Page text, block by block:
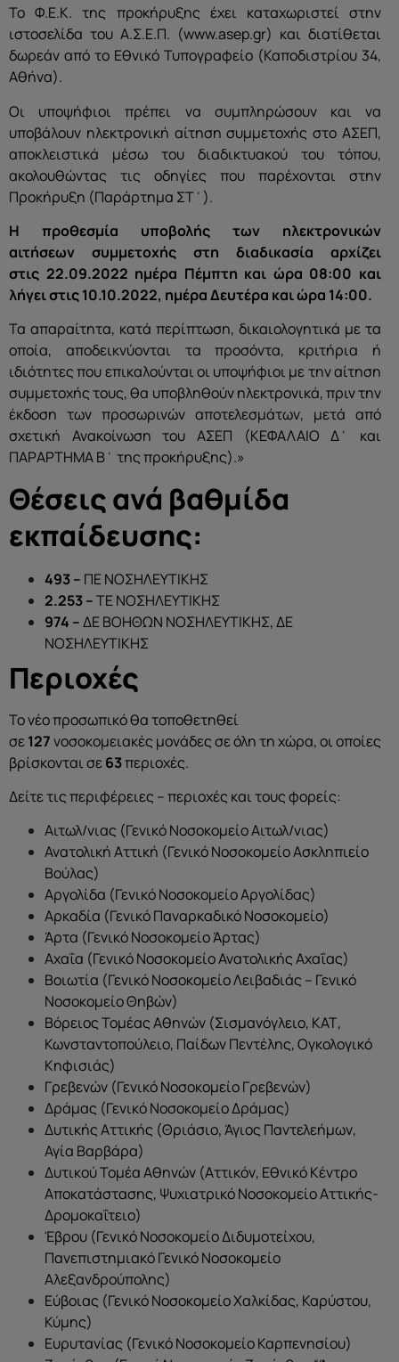
Το Φ.Ε.Κ. της προκήρυξης έχει καταχωριστεί στην
ιστοσελίδα του Α.Σ.Ε.Π. (www.asep.gr) και διατίθεται
δωρεάν από το Εθνικό Τυπογραφείο (Καποδιστρίου 34,
Αθήνα).
Οι υποψήφιοι πρέπει να συμπληρώσουν και να
υποβάλουν ηλεκτρονική αίτηση συμμετοχής στο ΑΣΕΠ,
αποκλειστικά μέσω του διαδικτυακού του τόπου,
ακολουθώντας τις οδηγίες που παρέχονται στην
Προκήρυξη (Παράρτημα ΣΤ΄).
Η προθεσμία υποβολής των ηλεκτρονικών
αιτήσεων συμμετοχής στη διαδικασία αρχίζει
στις 22.09.2022 ημέρα Πέμπτη και ώρα 08:00 και
λήγει στις 10.10.2022, ημέρα Δευτέρα και ώρα 14:00.
Τα απαραίτητα, κατά περίπτωση, δικαιολογητικά με τα
οποία, αποδεικνύονται τα προσόντα, κριτήρια ή
ιδιότητες που επικαλούνται οι υποψήφιοι με την αίτηση
συμμετοχής τους, θα υποβληθούν ηλεκτρονικά, πριν την
έκδοση των προσωρινών αποτελεσμάτων, μετά από
σχετική Ανακοίνωση του ΑΣΕΠ (ΚΕΦΑΛΑΙΟ Δ΄ και
ΠΑΡΑΡΤΗΜΑ Β΄ της προκήρυξης).»
Θέσεις ανά βαθμίδα
εκπαίδευσης:
493 – ΠΕ ΝΟΣΗΛΕΥΤΙΚΗΣ
2.253 –ΤΕ ΝΟΣΗΛΕΥΤΙΚΗΣ
974 –ΔΕ ΒΟΗΘΩΝ ΝΟΣΗΛΕΥΤΙΚΗΣ, ΔΕ
ΝΟΣΗΛΕΥΤΙΚΗΣ
Περιοχές
Το νέο προσωπικό θα τοποθετηθεί
σε127νοσοκομειακές μονάδες σε όλη τη χώρα, οι οποίες
βρίσκονται σε63περιοχές.
Δείτε τις περιφέρειες – περιοχές και τους φορείς:
Αιτωλ/νιας (Γενικό Νοσοκομείο Αιτωλ/νιας)
Ανατολική Αττική (Γενικό Νοσοκομείο Ασκληπιείο
Βούλας)
Αργολίδα (Γενικό Νοσοκομείο Αργολίδας)
Αρκαδία (Γενικό Παναρκαδικό Νοσοκομείο)
Άρτα (Γενικό Νοσοκομείο Άρτας)
Αχαΐα (Γενικό Νοσοκομείο Ανατολικής Αχαΐας)
Βοιωτία (Γενικό Νοσοκομείο Λειβαδιάς – Γενικό
Νοσοκομείο Θηβών)
Βόρειος Τομέας Αθηνών (Σισμανόγλειο, ΚΑΤ,
Κωνσταντοπούλειο, Παίδων Πεντέλης, Ογκολογικό
Κηφισιάς)
Γρεβενών (Γενικό Νοσοκομείο Γρεβενών)
Δράμας (Γενικό Νοσοκομείο Δράμας)
Δυτικής Αττικής (Θριάσιο, Άγιος Παντελεήμων,
Αγία Βαρβάρα)
Δυτικού Τομέα Αθηνών (Αττικόν, Εθνικό Κέντρο
Αποκατάστασης, Ψυχιατρικό Νοσοκομείο Αττικής-
Δρομοκαΐτειο)
Έβρου (Γενικό Νοσοκομείο Διδυμοτείχου,
Πανεπιστημιακό Γενικό Νοσοκομείο
Αλεξανδρούπολης)
Εύβοιας (Γενικό Νοσοκομείο Χαλκίδας, Καρύστου,
Κύμης)
Ευρυτανίας (Γενικό Νοσοκομείο Καρπενησίου)